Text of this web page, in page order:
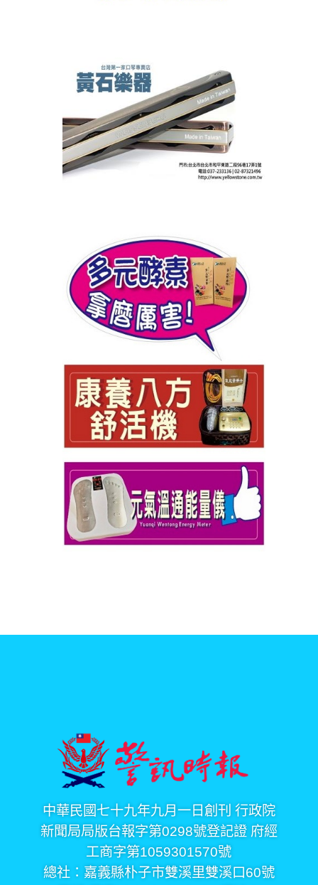
中華民國七十九年九月一日創刊 行政院
新聞局局版台報字第0298號登記證 府經
工商字第1059301570號
總社：嘉義縣朴子市雙溪里雙溪口60號